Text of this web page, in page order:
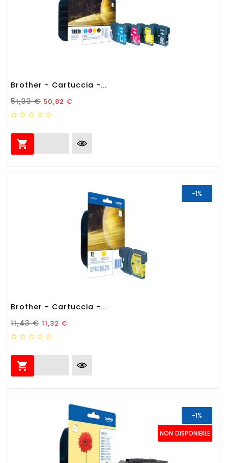
Brother - Cartuccia -...
Prezzo Standard
51,33 € Prezzo
50,82 €

-1%
Brother - Cartuccia -...
Prezzo Standard
11,43 € Prezzo
11,32 €

NON DISPONIBILE
-1%